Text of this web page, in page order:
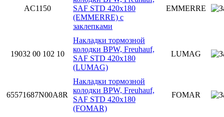
AC1150
SAF STD 420x180
(EMMERRE) с
заклепками
EMMERRE
19032 00 102 10
Накладки тормозной
колодки BPW, Freuhauf,
SAF STD 420x180
(LUMAG)
LUMAG
65571687N00A8R
Накладки тормозной
колодки BPW, Freuhauf,
SAF STD 420x180
(FOMAR)
FOMAR